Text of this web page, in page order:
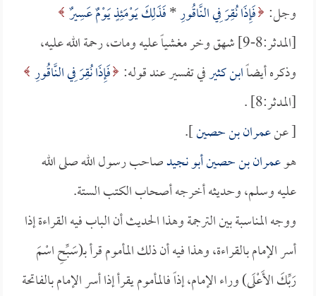
وجل: فَإِذَا نُقِرَ فِي النَّاقُورِ*فَذَلِكَ يَوْمَئِذٍ يَوْمٌ عَسِيرٌ
[المدثر:8-9] شهق وخر مغشياً عليه ومات، رحمة الله عليه،
وذكره أيضاًابن كثيرفي تفسير عند قوله: فَإِذَا نُقِرَ فِي النَّاقُورِ
[المدثر:8] .
[ عنعمران بن حصين].
هوعمران بن حصين أبو نجيدصاحب رسول الله صلى الله
عليه وسلم، وحديثه أخرجه أصحاب الكتب الستة.
ووجه المناسبة بين الترجمة وهذا الحديث أن الباب فيه القراءة إذا
أسر الإمام بالقراءة، وهذا فيه أن ذلك المأموم قرأ بـ(سَبِّحِ اسْمَ
رَبِّكَ الأَعْلَى) وراء الإمام، إذاً فالمأموم يقرأ إذا أسر الإمام بالفاتحة